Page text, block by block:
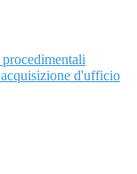
d'ufficio